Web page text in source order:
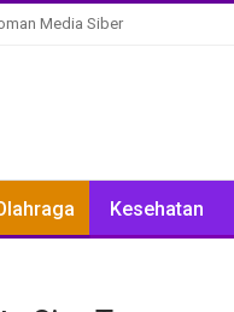
Media Siber
Kesehatan